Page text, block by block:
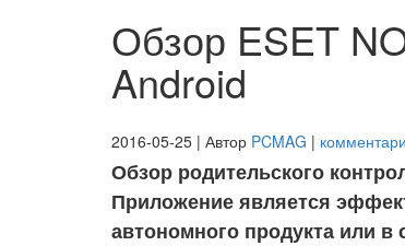
Обзор ESET
Android
2016-05-25 | Автор PCMAG |
Обзор родительского
Приложение является
автономного продукта или